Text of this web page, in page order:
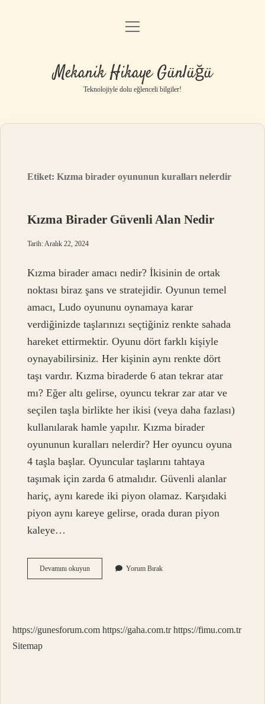
Anasayfa
Yasal Uyarı
menüyü
Mekanik Hikaye Günlüğü
Teknolojiyle dolu eğlenceli bilgiler!
Etiket:Kızma birader oyununun kuralları nelerdir
Kızma Birader Güvenli Alan Nedir
Tarih: Aralık 22, 2024
Kızma birader amacı nedir? İkisinin de ortak
noktası biraz şans ve stratejidir. Oyunun temel
amacı, Ludo oyununu oynamaya karar
verdiğinizde taşlarınızı seçtiğiniz renkte sahada
hareket ettirmektir. Oyunu dört farklı kişiyle
oynayabilirsiniz. Her kişinin aynı renkte dört
taşı vardır. Kızma biraderde 6 atan tekrar atar
mı? Eğer altı gelirse, oyuncu tekrar zar atar ve
seçilen taşla birlikte her ikisi (veya daha fazlası)
kullanılarak hamle yapılır. Kızma birader
oyununun kuralları nelerdir? Her oyuncu oyuna
4 taşla başlar. Oyuncular taşlarını tahtaya
taşımak için zarda 6 atmalıdır. Güvenli alanlar
hariç, aynı karede iki piyon olamaz. Karşıdaki
piyon aynı kareye gelirse, orada duran piyon
kaleye…
Devamını okuyunKızma
Birader
Yorum Bırak
https://gunesforum.com https://gaha.com.tr https://fimu.com.tr
Sitemap